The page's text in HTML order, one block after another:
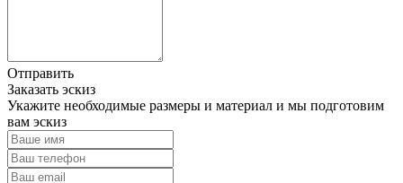
Отправить
Заказать эскиз
Укажите необходимые размеры и материал и мы подготовим
вам эскиз